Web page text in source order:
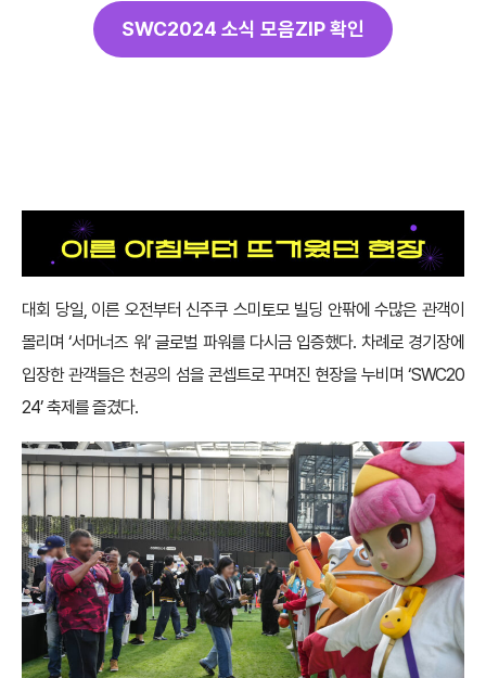
SWC2024 소식 모음ZIP 확인
대회 당일, 이른 오전부터 신주쿠 스미토모 빌딩 안팎에 수많은 관객이
몰리며 ‘서머너즈 워’ 글로벌 파워를 다시금 입증했다. 차례로 경기장에
입장한 관객들은 천공의 섬을 콘셉트로 꾸며진 현장을 누비며 ‘SWC20
24’ 축제를 즐겼다.